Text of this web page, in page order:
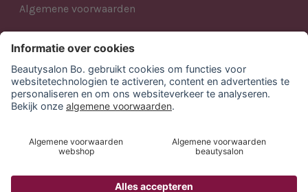
Algemene voorwaarden
AANMELDEN NIEUWSBRIEF
Blijf op de hoogte van al het Beautysalon Bo. nieuws,
acties en producten.